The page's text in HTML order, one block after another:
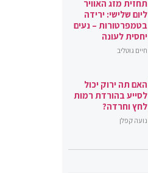
תחזית מזג האוויר
ליום שלישי: ירידה
בטמפרטורות – נעים
יחסית לעונה
חיים גוטליב
האם תה ירוק יכול
לסייע בהורדת רמות
לחץ וחרדה?
נועה קפלן